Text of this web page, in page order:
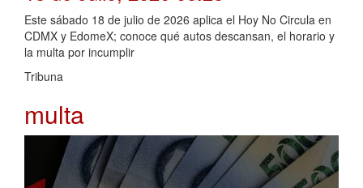
Este sábado 18 de julio de 2026 aplica el Hoy No Circula en
CDMX y EdomeX; conoce qué autos descansan, el horario y
la multa por incumplir
Tribuna
multa